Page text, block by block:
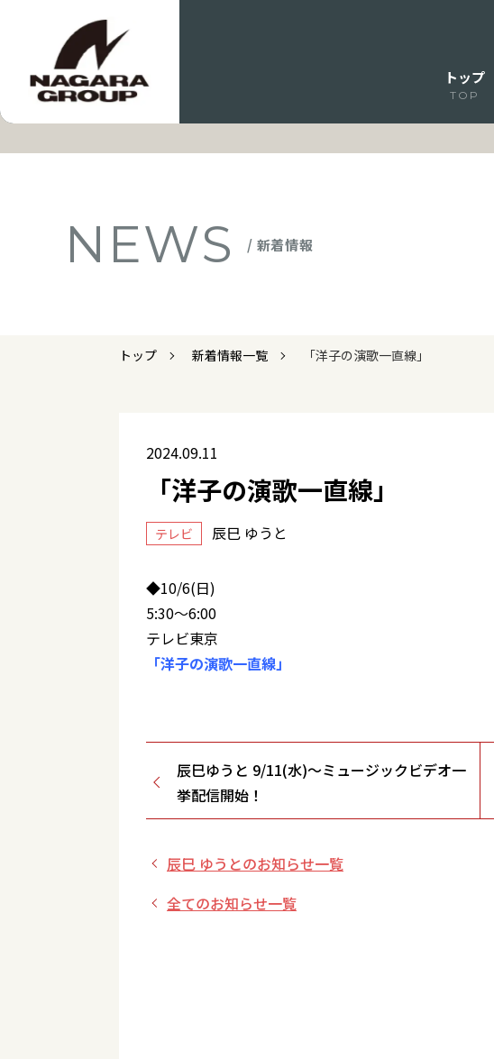
トップ
TOP
NEWS / 新着情報
トップ 新着情報一覧 「洋子の演歌一直線」
2024.09.11
「洋子の演歌一直線」
テレビ 辰巳 ゆうと
◆10/6(日)
5:30～6:00
テレビ東京
「洋子の演歌一直線」
辰巳ゆうと 9/11(水)～ミュージックビデオ一
挙配信開始！
辰巳 ゆうとのお知らせ一覧
全てのお知らせ一覧